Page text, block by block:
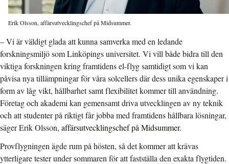
Erik Olsson, affärsutvecklingschef på Midsummer.
– Vi är väldigt glada att kunna samverka med en ledande
forskningsmiljö som Linköpings universitet. Vi vill både bidra till den
viktiga forskningen kring framtidens el-flyg samtidigt som vi kan
påvisa nya tillämpningar för våra solcellers där dess unika egenskaper i
form av låg vikt, hållbarhet samt flexibilitet kommer till användning.
Företag och akademi kan gemensamt driva utvecklingen av ny teknik
och att studenter på riktigt får jobba med framtidens hållbara lösningar,
säger Erik Olsson, affärsutvecklingschef på Midsummer.
Provflygningen ägde rum på hösten, så det kommer att krävas
ytterligare tester under sommaren för att fastställa den exakta flygtiden.